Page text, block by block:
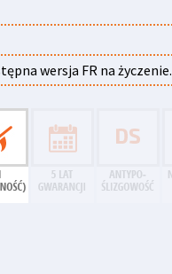
wersja FR na życzenie.